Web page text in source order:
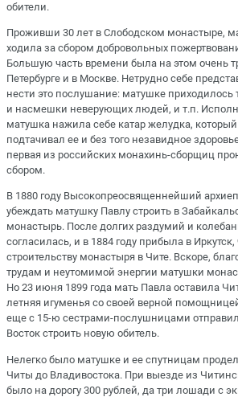
обители.
Проживши 30 лет в Слободском монастыре,
ходила за сбором добровольных
Большую часть времени была на этом очень
Петербурге и в Москве. Нетрудно себе
нести это послушание: матушке приходилось
и насмешки неверующих людей, и т.п.
матушка нажила себе катар желудка, который
подтачивал ее и без того незавидное
первая из российских монахинь-сборщиц
сбором.
В 1880 году Высокопреосвященнейший
убеждать матушку Павлу строить в
монастырь. После долгих раздумий и
согласилась, и в 1884 году прибыла в
строительству монастыря в Чите. Вскоре,
трудам и неутомимой энергии матушки
Но 23 июня 1899 года мать Павла оставила
летняя игуменья со своей верной
еще с 15-ю сестрами-послушницами
Восток строить новую обитель.
Нелегко было матушке и ее спутницам
Читы до Владивостока. При выезде из
было на дорогу 300 рублей, да три лошади с